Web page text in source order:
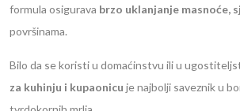
formula osigurava brzo uklanjanje masnoće,
površinama.
Bilo da se koristi u domaćinstvu ili u
za kuhinju i kupaonicu je najbolji saveznik u